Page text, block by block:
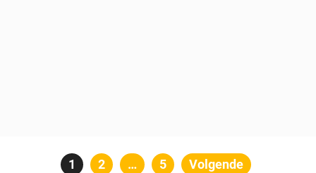
Berichten
Pagina
1 Pagina
2 … Pagina
5 Volgende